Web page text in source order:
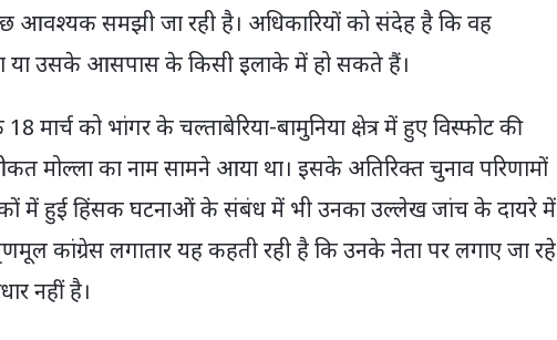
आवश्यक समझी जा रही है। अधिकारियों को संदेह है कि वह
या उसके आसपास के किसी इलाके में हो सकते हैं।
मार्च को भांगर के चल्ताबेरिया-बामुनिया क्षेत्र में हुए विस्फोट की
मोल्ला का नाम सामने आया था। इसके अतिरिक्त चुनाव परिणामों
में हुई हिंसक घटनाओं के संबंध में भी उनका उल्लेख जांच के दायरे में
कांग्रेस लगातार यह कहती रही है कि उनके नेता पर लगाए जा रहे
नहीं है।